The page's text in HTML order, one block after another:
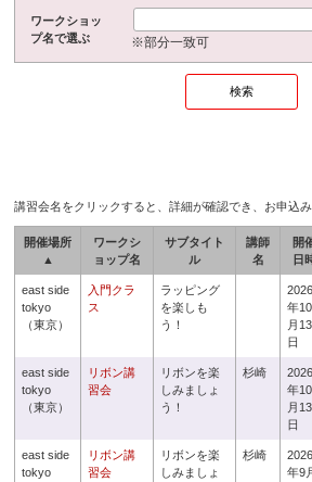
ワークショッ
プ名で選ぶ
※部分一致可
講習会名をクリックすると、詳細が確認でき、お申込み
開催場所
▲
ワークシ
ョップ名
サブタイト
ル
講師
名
開
日
east side
tokyo
（東京）
入門クラ
ス
ラッピング
を楽しも
う！
2026
年10
月13
日
east side
tokyo
（東京）
リボン講
習会
リボンを楽
しみましょ
う！
杉崎
2026
年10
月13
日
east side
tokyo
リボン講
習会
リボンを楽
しみましょ
杉崎
2026
年9